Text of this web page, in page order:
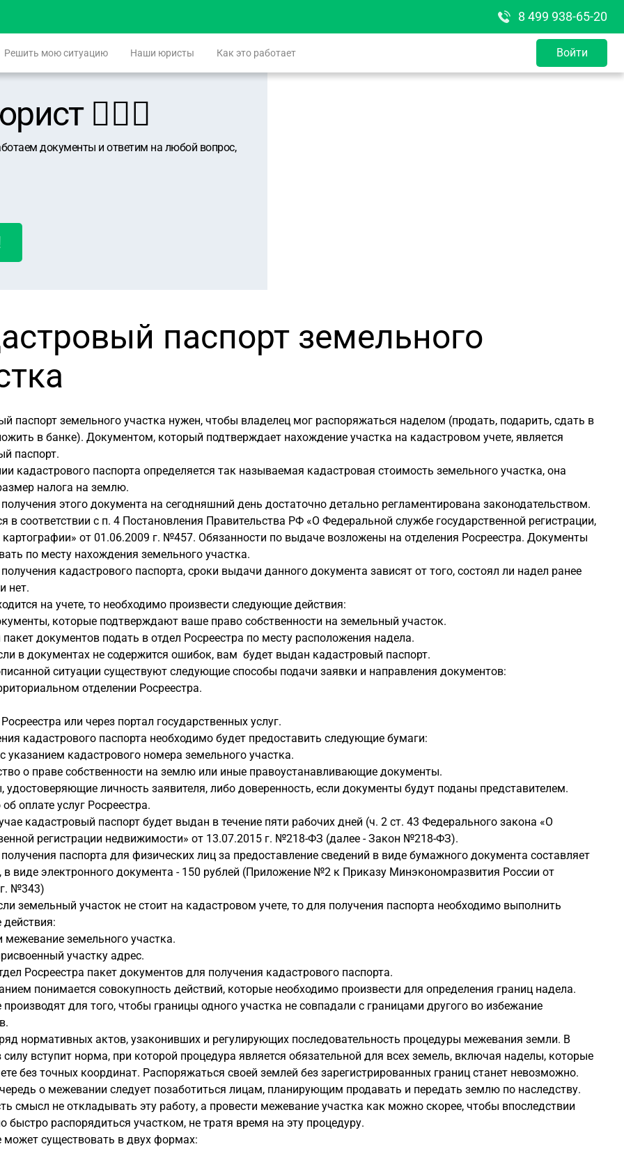
8 499 938-65-20
Решить мою ситуацию Наши юристы Как это работает Войти
👨🏻‍⚖️
документы и ответим на любой вопрос,
паспорт земельного
паспорт земельного участка нужен, чтобы владелец мог распоряжаться наделом (продать, подарить, сдать в
в банке). Документом, который подтверждает нахождение участка на кадастровом учете, является
паспорт.
кадастрового паспорта определяется так называемая кадастровая стоимость земельного участка, она
налога на землю.
этого документа на сегодняшний день достаточно детально регламентирована законодательством.
в соответствии с п. 4 Постановления Правительства РФ «О Федеральной службе государственной регистрации,
картографии» от 01.06.2009 г. №457. Обязанности по выдаче возложены на отделения Росреестра. Документы
по месту нахождения земельного участка.
кадастрового паспорта, сроки выдачи данного документа зависят от того, состоял ли надел ранее
нет.
на учете, то необходимо произвести следующие действия:
которые подтверждают ваше право собственности на земельный участок.
документов подать в отдел Росреестра по месту расположения надела.
в документах не содержится ошибок, вам будет выдан кадастровый паспорт.
ситуации существуют следующие способы подачи заявки и направления документов:
отделении Росреестра.
или через портал государственных услуг.
кадастрового паспорта необходимо будет предоставить следующие бумаги:
указанием кадастрового номера земельного участка.
о праве собственности на землю или иные правоустанавливающие документы.
личность заявителя, либо доверенность, если документы будут поданы представителем.
оплате услуг Росреестра.
кадастровый паспорт будет выдан в течение пяти рабочих дней (ч. 2 ст. 43 Федерального закона «О
регистрации недвижимости» от 13.07.2015 г. №218-ФЗ (далее - Закон №218-ФЗ).
паспорта для физических лиц за предоставление сведений в виде бумажного документа составляет
в виде электронного документа - 150 рублей (Приложение №2 к Приказу Минэкономразвития России от
№343)
земельный участок не стоит на кадастровом учете, то для получения паспорта необходимо выполнить
межевание земельного участка.
участку адрес.
Росреестра пакет документов для получения кадастрового паспорта.
понимается совокупность действий, которые необходимо произвести для определения границ надела.
для того, чтобы границы одного участка не совпадали с границами другого во избежание
нормативных актов, узаконивших и регулирующих последовательность процедуры межевания земли. В
силу вступит норма, при которой процедура является обязательной для всех земель, включая наделы, которые
без точных координат. Распоряжаться своей землей без зарегистрированных границ станет невозможно.
о межевании следует позаботиться лицам, планирующим продавать и передать землю по наследству.
смысл не откладывать эту работу, а провести межевание участка как можно скорее, чтобы впоследствии
быстро распорядиться участком, не тратя время на эту процедуру.
существовать в двух формах: